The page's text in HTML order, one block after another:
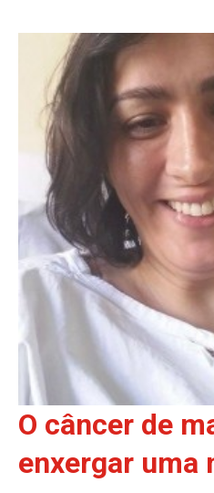
O câncer de
enxergar uma